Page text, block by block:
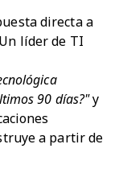
directa a
líder de TI
90 días?"y
a partir de